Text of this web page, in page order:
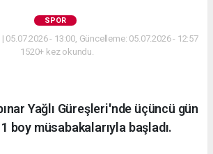
SPOR
05.07.2026 - 13:00, Güncelleme: 05.07.2026 - 12:57
1520+ kez okundu.
Yağlı Güreşleri'nde üçüncü gün
boy müsabakalarıyla başladı.